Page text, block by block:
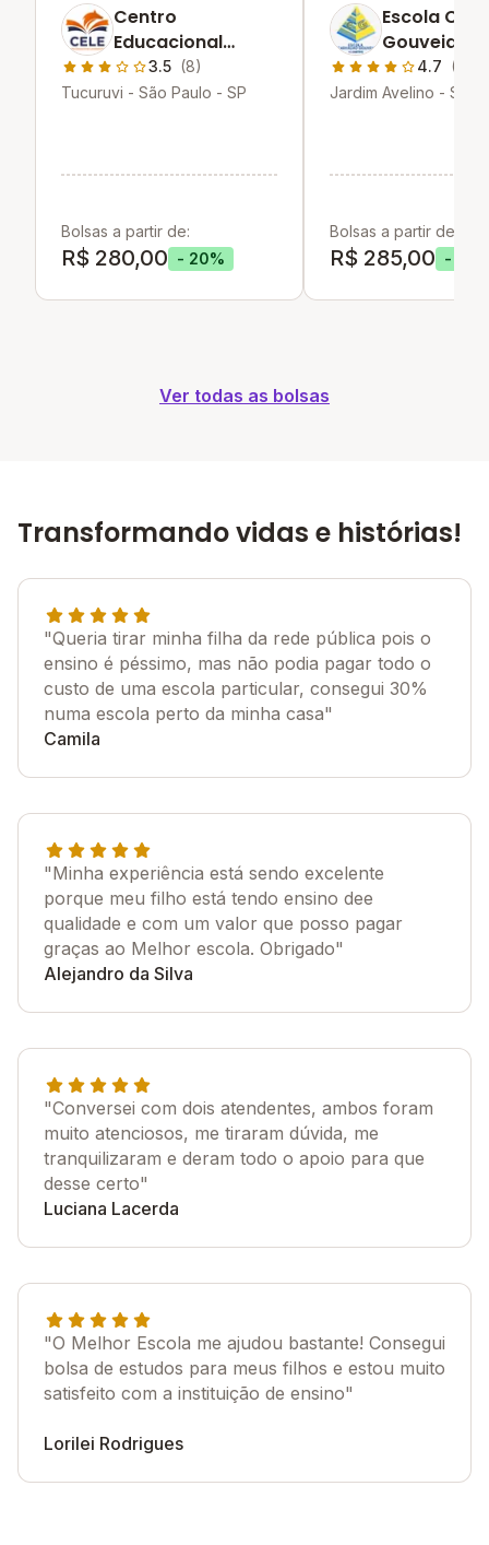
Centro
Educacional
Leonhard Euler
3.5 (8)
Tucuruvi - São Paulo - SP
Bolsas a partir de:
R$ 280,00 - 20%
Escola
Gouveia
4.7 (5)
Jardim Avelino - São
Bolsas a partir de:
R$ 285,00 -
Ver todas as bolsas
Transformando vidas e histórias!
"Queria tirar minha filha da rede pública pois o
ensino é péssimo, mas não podia pagar todo o
custo de uma escola particular, consegui 30%
numa escola perto da minha casa"
Camila
"Minha experiência está sendo excelente
porque meu filho está tendo ensino dee
qualidade e com um valor que posso pagar
graças ao Melhor escola. Obrigado"
Alejandro da Silva
"Conversei com dois atendentes, ambos foram
muito atenciosos, me tiraram dúvida, me
tranquilizaram e deram todo o apoio para que
desse certo"
Luciana Lacerda
"O Melhor Escola me ajudou bastante! Consegui
bolsa de estudos para meus filhos e estou muito
satisfeito com a instituição de ensino"
Lorilei Rodrigues